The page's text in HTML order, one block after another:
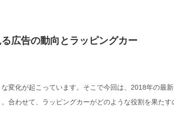
広告の動向とラッピングカー
変化が起こっています。そこで今回は、2018年の最
合わせて、ラッピングカーがどのような役割を果たす